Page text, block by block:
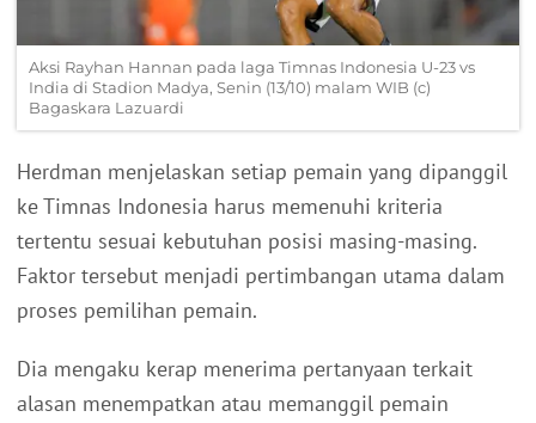
Aksi Rayhan Hannan pada laga Timnas Indonesia U-23 vs
India di Stadion Madya, Senin (13/10) malam WIB (c)
Bagaskara Lazuardi
Herdman menjelaskan setiap pemain yang dipanggil
ke Timnas Indonesia harus memenuhi kriteria
tertentu sesuai kebutuhan posisi masing-masing.
Faktor tersebut menjadi pertimbangan utama dalam
proses pemilihan pemain.
Dia mengaku kerap menerima pertanyaan terkait
alasan menempatkan atau memanggil pemain